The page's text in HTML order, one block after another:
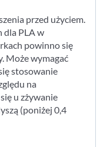
przed użyciem.
dla PLA w
powinno się
Może wymagać
stosowanie
na
u zżywanie
(poniżej 0,4